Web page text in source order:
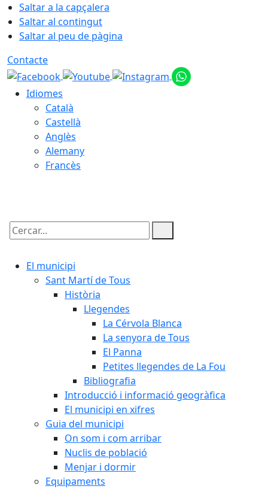
Saltar a la capçalera
Saltar al contingut
Saltar al peu de pàgina
Contacte
Idiomes
Català
Castellà
Anglès
Alemany
Francès
Cercar:
El municipi
Sant Martí de Tous
Història
Llegendes
La Cérvola Blanca
La senyora de Tous
El Panna
Petites llegendes de La Fou
Bibliografia
Introducció i informació geogràfica
El municipi en xifres
Guia del municipi
On som i com arribar
Nuclis de població
Menjar i dormir
Equipaments